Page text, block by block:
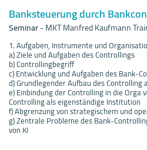
Banksteuerung durch
Seminar-MKT Manfred Kaufmann
1. Aufgaben, Instrumente und
a) Ziele und Aufgaben des Controllings
b) Controllingbegriff
c) Entwicklung und Aufgaben des Bank-
d) Grundlegender Aufbau des
e) Einbindung der Controlling in die Orga
Controlling als eigenständige Institution
f) Abgrenzung von strategischem und
g) Zentrale Probleme des Bank-
von KI